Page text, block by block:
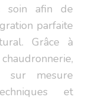
soin afin de
parfaite
Grâce à
sur mesure
et